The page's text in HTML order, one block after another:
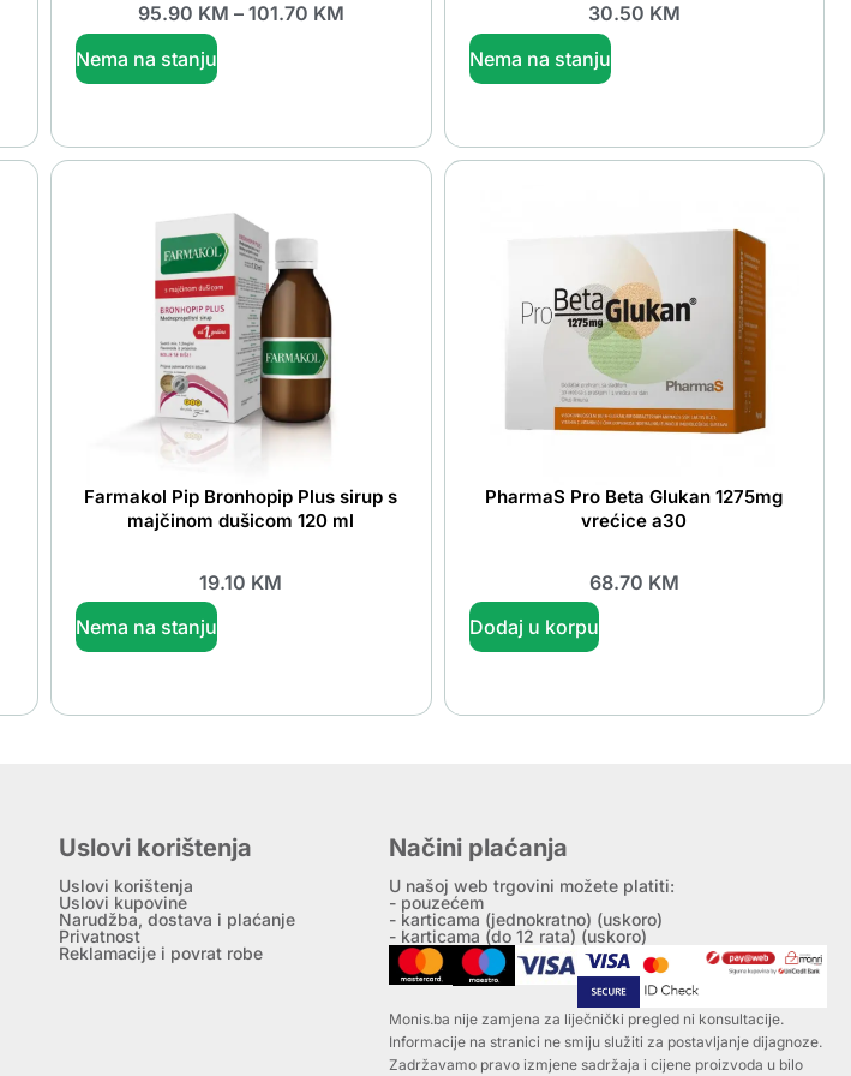
95.90 KM – 101.70 KM
Nema na stanju
30.50 KM
Nema na stanju
Farmakol Pip Bronhopip Plus sirup s
majčinom dušicom 120 ml
19.10 KM
Nema na stanju
PharmaS Pro Beta Glukan 1275mg
vrećice a30
68.70 KM
Dodaj u korpu
Uslovi korištenja
Uslovi korištenja
Uslovi kupovine
Narudžba, dostava i plaćanje
Privatnost
Reklamacije i povrat robe
Načini plaćanja
U našoj web trgovini možete platiti:
- pouzećem
- karticama (jednokratno) (uskoro)
- karticama (do 12 rata) (uskoro)
Monis.ba nije zamjena za liječnički pregled ni konsultacije.
Informacije na stranici ne smiju služiti za postavljanje dijagnoze.
Zadržavamo pravo izmjene sadržaja i cijene proizvoda u bilo